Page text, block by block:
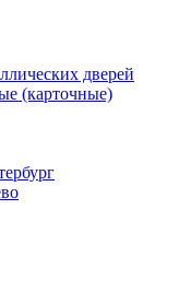
дверей
(карточные)